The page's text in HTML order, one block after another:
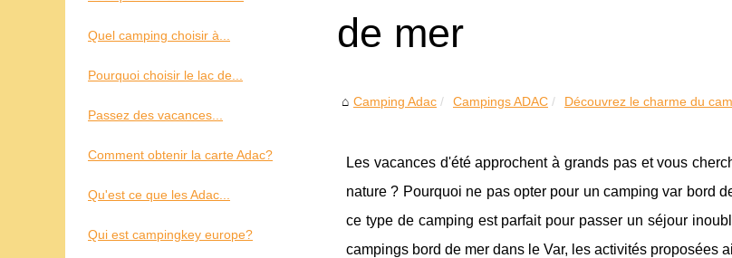
de mer
Camping Adac Campings ADAC Découvrez le charme du
Les vacances d'été approchent à grands pas et vous
nature ? Pourquoi ne pas opter pour un camping var bord
ce type de camping est parfait pour passer un séjour
campings bord de mer dans le Var, les activités proposées
Quel camping choisir à...
Pourquoi choisir le lac de...
Passez des vacances...
Comment obtenir la carte Adac?
Qu'est ce que les Adac...
Qui est campingkey europe?